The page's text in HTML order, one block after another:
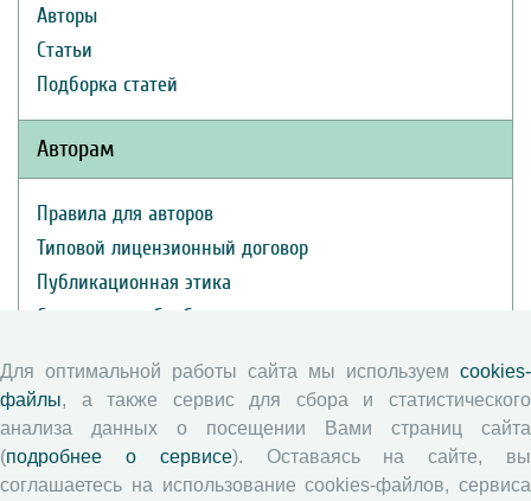
Авторы
Статьи
Подборка статей
Авторам
Правила для авторов
Типовой лицензионный договор
Публикационная этика
Согласие на обработку персональных данных
Рецензентам
Памятка рецензенту
Для оптимальной работы сайта мы используем cookies-
файлы, а также сервис для сбора и статистического
анализа данных о посещении Вами страниц сайта
(подробнее о сервисе). Оставаясь на сайте, вы
соглашаетесь на использование cookies-файлов, сервиса